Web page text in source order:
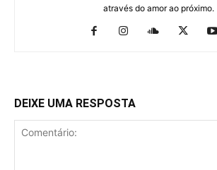
através do amor ao próximo.
DEIXE UMA RESPOSTA